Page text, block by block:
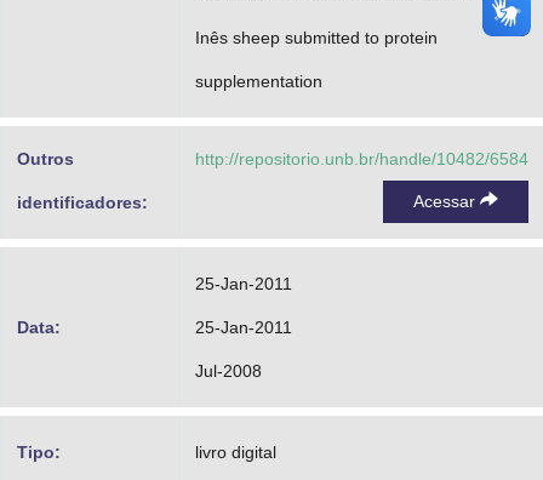
Inês sheep submitted to protein
supplementation
Outros
identificadores:
http://repositorio.unb.br/handle/10482/6584
Acessar
Data:
25-Jan-2011
25-Jan-2011
Jul-2008
Tipo: livro digital